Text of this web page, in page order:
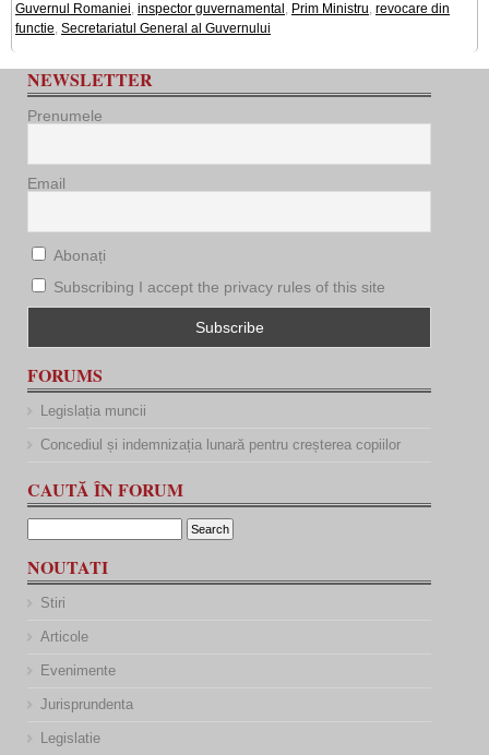
Guvernul Romaniei, inspector guvernamental , Prim Ministru, revocare din
functie, Secretariatul General al Guvernului
NEWSLETTER
Prenumele
Email
Abonați
Subscribing I accept the privacy rules of this site
FORUMS
Legislația muncii
Concediul și indemnizația lunară pentru creșterea copiilor
CAUTĂ ÎN FORUM
NOUTATI
Stiri
Articole
Evenimente
Jurisprundenta
Legislatie